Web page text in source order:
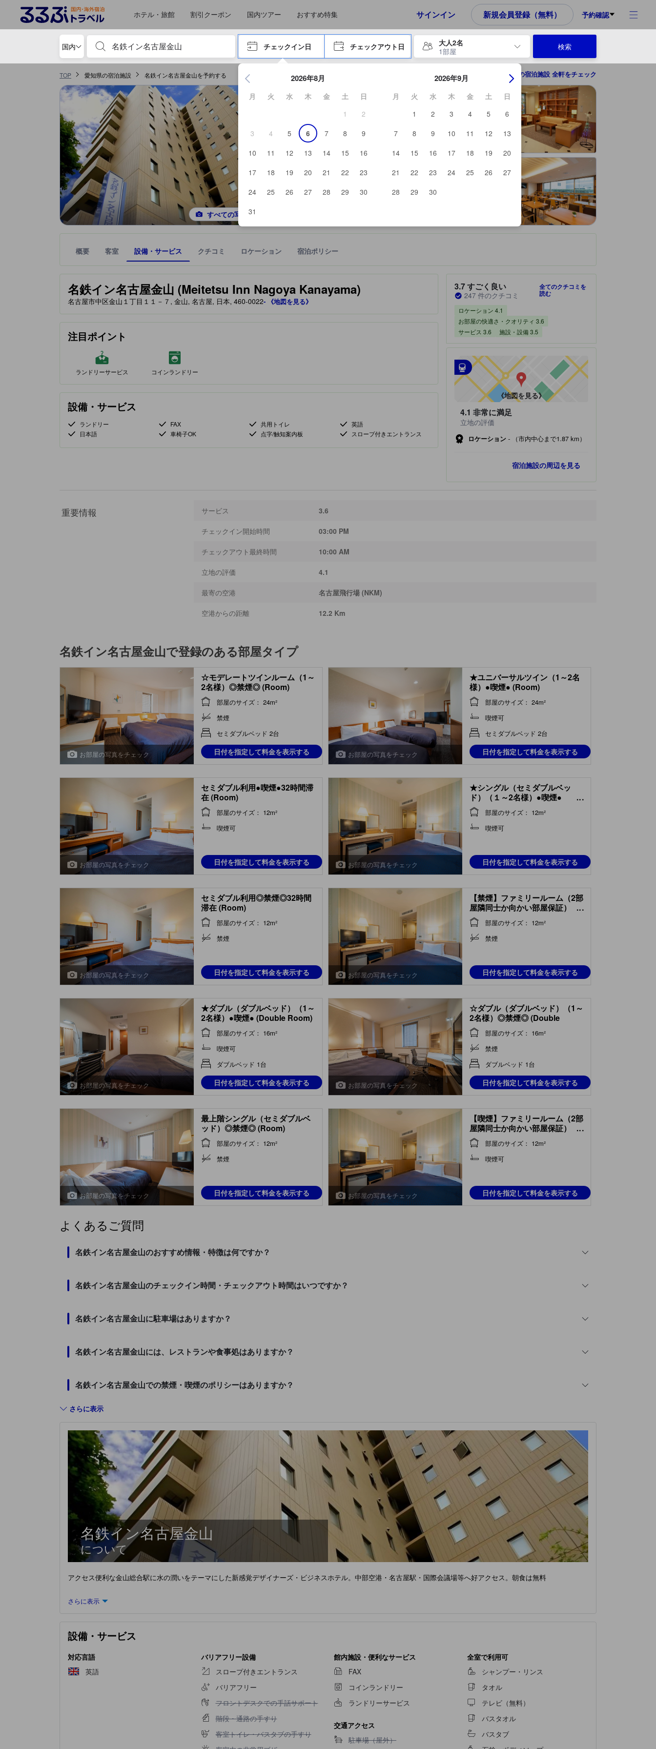
ホテル・旅館 割引クーポン 国内ツアー おすすめ特集 サインイン 新規会員登録（無料） 予約確認
国内
宿泊施設名やキーワードを入力し、矢印キーやタブキーで進み、エンターキーを押して内容を確定して、検索します。
チェックイン日 チェックアウト日
大人2名
1部屋
エンターキーを押して日付選択画面の操作を開始します。方向キーを使用して、チェックイン日とチェックアウト日を移動します。
2026年8月
月 火 水 木 金 土
日
1
2
3
4 5 6 7 8
9
10
11 12 13 14 15
16
17
18 19 20 21 22
23
24
25 26 27 28 29
30
31
2026年9月
月 火 水 木 金 土
日
1
2 3 4 5
6
7
8 9 10 11 12
13
14
15 16 17 18 19
20
21
22 23 24 25 26
27
28
29 30
検索
TOP 愛知県の宿泊施設 名鉄イン名古屋金山を予約する 名古屋の宿泊施設 全軒をチェック
すべての写真を見る
概要 客室 設備・サービス クチコミ ロケーション 宿泊ポリシー
名鉄イン名古屋金山 (Meitetsu Inn Nagoya Kanayama)
tooltip
星評価は、提携サイトから受け取った情報であり、宿泊施設に備わっていると予測される快適さや客室のレベルを示すものです。
名古屋市中区金山１丁目１１－７, 金山, 名古屋, 日本, 460-0022- 《地図を見る》
注目ポイント
ランドリーサービス コインランドリー
設備・サービス
ランドリー FAX 共用トイレ
英語
日本語
車椅子OK 点字/触知案内板 スロープ付きエントランス
宿泊施設のクチコミスコア：3.7 / 5 すごく良い 247 件のクチコミ
3.7すごく良い
247 件のクチコミ
全てのクチコミを
読む
ロケーション 4.1
お部屋の快適さ・クオリティ 3.6
サービス 3.6
施設・設備 3.5
tooltip
最寄の交通機関
• 最寄の駅：地下鉄 金山駅（距離0.22km）
• 最寄の駅：地下鉄 東別院駅（距離0.69km）
《地図を見る》
4.1 非常に満足
立地の評価
ロケーション - （市内中心まで1.87 km）
宿泊施設の周辺を見る
重要情報 サービス 3.6
チェックイン開始時間 03:00 PM
チェックアウト最終時間 10:00 AM
立地の評価 4.1
最寄の空港 名古屋飛行場 (NKM)
空港からの距離 12.2 Km
名鉄イン名古屋金山で登録のある部屋タイプ
お部屋の写真をチェック
☆モデレートツインルーム（1～
2名様）◎禁煙◎ (Room)
部屋のサイズ： 24m²
禁煙
セミダブルベッド 2台
日付を指定して料金を表示する お部屋の写真をチェック
★ユニバーサルツイン（1～2名
様）●喫煙● (Room)
部屋のサイズ： 24m²
喫煙可
セミダブルベッド 2台
日付を指定して料金を表示する
お部屋の写真をチェック
セミダブル利用●喫煙●32時間滞
在 (Room)
部屋のサイズ： 12m²
喫煙可
日付を指定して料金を表示する お部屋の写真をチェック
★シングル（セミダブルベッ
ド）（１～2名様）●喫煙●
(Single Room (Semi-double
Bed))
...
部屋のサイズ： 12m²
喫煙可
日付を指定して料金を表示する
お部屋の写真をチェック
セミダブル利用◎禁煙◎32時間
滞在 (Room)
部屋のサイズ： 12m²
禁煙
日付を指定して料金を表示する お部屋の写真をチェック
【禁煙】ファミリールーム（2部
屋隣同士か向かい部屋保証）
(Room)
...
部屋のサイズ： 12m²
禁煙
日付を指定して料金を表示する
お部屋の写真をチェック
★ダブル（ダブルベッド）（1～
2名様）●喫煙● (Double Room)
部屋のサイズ： 16m²
喫煙可
ダブルベッド 1台
日付を指定して料金を表示する お部屋の写真をチェック
☆ダブル（ダブルベッド）（1～
2名様）◎禁煙◎ (Double
Room)部屋のサイズ： 16m²
禁煙
ダブルベッド 1台
日付を指定して料金を表示する
お部屋の写真をチェック
最上階シングル（セミダブルベ
ッド）◎禁煙◎ (Room)
部屋のサイズ： 12m²
禁煙
日付を指定して料金を表示する お部屋の写真をチェック
【喫煙】ファミリールーム（2部
屋隣同士か向かい部屋保証）
(Room)
...
部屋のサイズ： 12m²
喫煙可
日付を指定して料金を表示する
よくあるご質問
名鉄イン名古屋金山のおすすめ情報・特徴は何ですか？
名鉄イン名古屋金山のチェックイン時間・チェックアウト時間はいつですか？
名鉄イン名古屋金山に駐車場はありますか？
名鉄イン名古屋金山には、レストランや食事処はありますか？
名鉄イン名古屋金山での禁煙・喫煙のポリシーはありますか？
さらに表示
名鉄イン名古屋金山
について
アクセス便利な金山総合駅に水の潤いをテーマにした新感覚デザイナーズ・ビジネスホテル。中部空港・名古屋駅・国際会議場等へ好アクセス。朝食は無料
さらに表示
設備・サービス
対応言語
英語
バリアフリー設備
スロープ付きエントランス
バリアフリー
フロントデスクでの手話サポート不可
フロントデスクでの手話サポート
階段・通路の手すり不可
階段・通路の手すり
客室トイレ・バスタブの手すり不可
客室トイレ・バスタブの手すり
館内施設・便利なサービス
FAX
コインランドリー
ランドリーサービス
交通アクセス
駐車場（屋外）不可
駐車場（屋外）
全室で利用可
シャンプー・リンス
タオル
テレビ（無料）
バスタオル
バスタブ
るるぶトラベルに掲載されているクチコミは実際に予約をし、宿泊を終えたゲストから提供されています。実際の経験に基づいた内容であるため、これから宿泊選びをされるユーザーにとっても参考となる信頼で